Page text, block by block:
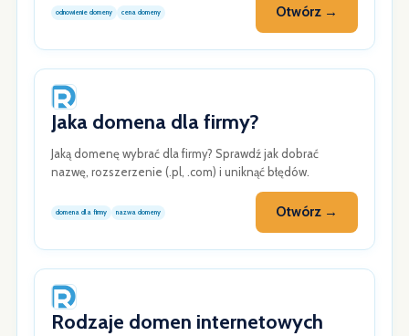
odnowienie domeny cena domeny Otwórz →
Jaka domena dla firmy?
Jaką domenę wybrać dla firmy? Sprawdź jak dobrać
nazwę, rozszerzenie (.pl, .com) i uniknąć błędów.
domena dla firmy nazwa domeny Otwórz →
Rodzaje domen internetowych